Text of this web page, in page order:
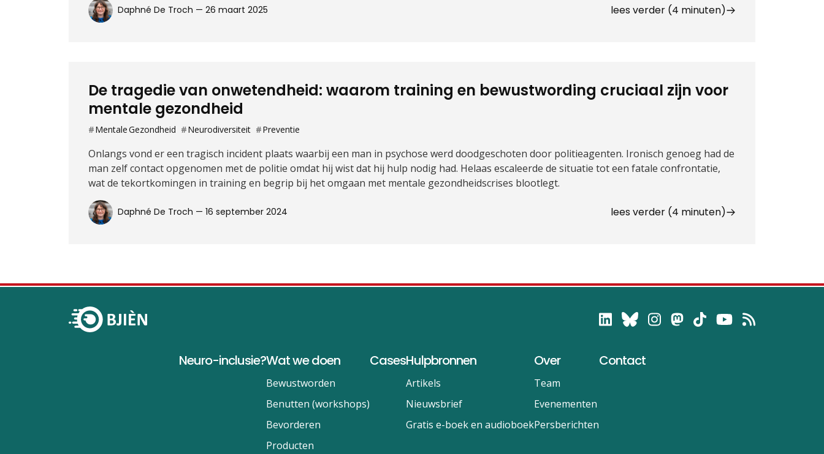
Daphné De Troch — 26 maart 2025 lees verder (4 minuten)
De tragedie van onwetendheid: waarom training en bewustwording cruciaal zijn voor
mentale gezondheid
Mentale Gezondheid Neurodiversiteit Preventie
Onlangs vond er een tragisch incident plaats waarbij een man in psychose werd doodgeschoten door politieagenten. Ironisch genoeg had de
man zelf contact opgenomen met de politie omdat hij wist dat hij hulp nodig had. Helaas escaleerde de situatie tot een fatale confrontatie,
wat de tekortkomingen in training en begrip bij het omgaan met mentale gezondheidscrises blootlegt.
Daphné De Troch — 16 september 2024 lees verder (4 minuten)
Neuro-inclusie?Wat we doen
Bewustworden
Benutten (workshops)
Bevorderen
Producten
CasesHulpbronnen
Artikels
Nieuwsbrief
Gratis e-boek en audioboek
Over
Team
Evenementen
Persberichten
Contact